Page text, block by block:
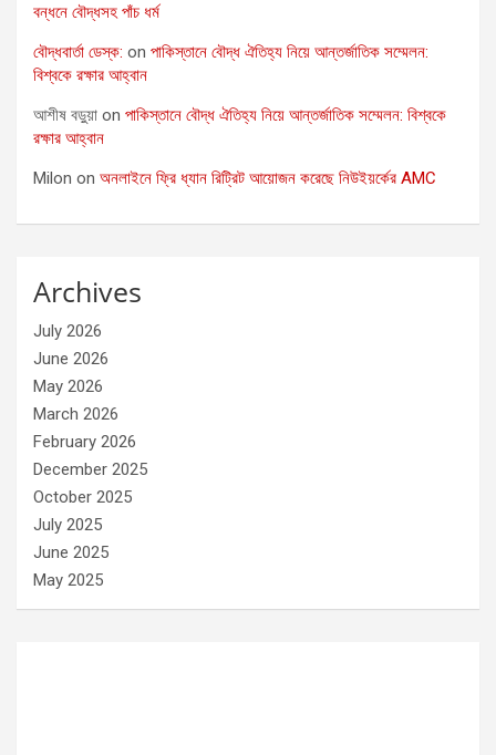
বন্ধনে বৌদ্ধসহ পাঁচ ধর্ম
বৌদ্ধবার্তা ডেস্ক: on পাকিস্তানে বৌদ্ধ ঐতিহ্য নিয়ে আন্তর্জাতিক সম্মেলন:
বিশ্বকে রক্ষার আহ্বান
আশীষ বড়ুয়া on পাকিস্তানে বৌদ্ধ ঐতিহ্য নিয়ে আন্তর্জাতিক সম্মেলন: বিশ্বকে
রক্ষার আহ্বান
Milon on অনলাইনে ফ্রি ধ্যান রিট্রিট আয়োজন করেছে নিউইয়র্কের AMC
Archives
July 2026
June 2026
May 2026
March 2026
February 2026
December 2025
October 2025
July 2025
June 2025
May 2025